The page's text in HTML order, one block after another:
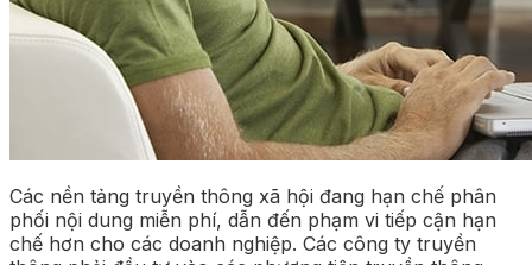
Các nền tảng truyền thông xã hội đang hạn chế phân
phối nội dung miễn phí, dẫn đến phạm vi tiếp cận hạn
chế hơn cho các doanh nghiệp. Các công ty truyền